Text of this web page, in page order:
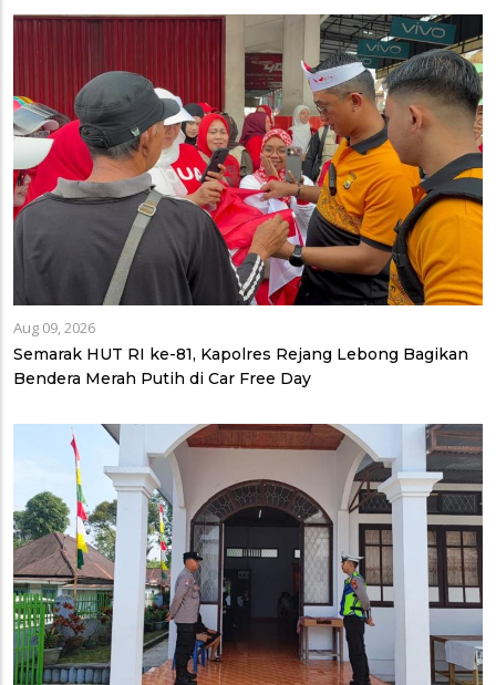
Aug 09, 2026
Semarak HUT RI ke-81, Kapolres Rejang Lebong Bagikan
Bendera Merah Putih di Car Free Day